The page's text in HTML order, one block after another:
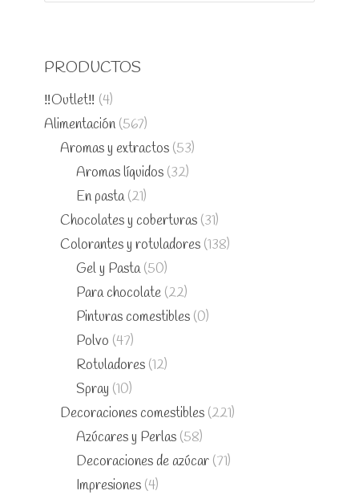
PRODUCTOS
‼️Outlet‼️ (4)
Alimentación (567)
Aromas y extractos (53)
Aromas líquidos (32)
En pasta (21)
Chocolates y coberturas (31)
Colorantes y rotuladores (138)
Gel y Pasta (50)
Para chocolate (22)
Pinturas comestibles (0)
Polvo (47)
Rotuladores (12)
Spray (10)
Decoraciones comestibles (221)
Azúcares y Perlas (58)
Decoraciones de azúcar (71)
Impresiones (4)